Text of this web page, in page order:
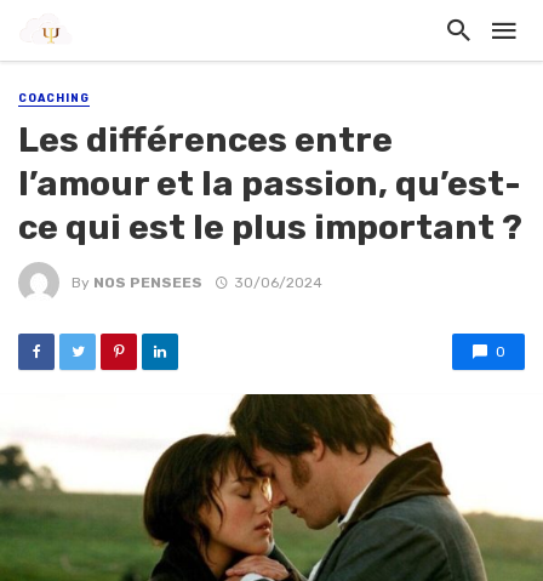
COACHING
Les différences entre
l’amour et la passion, qu’est-
ce qui est le plus important ?
By NOS PENSEES 30/06/2024
0